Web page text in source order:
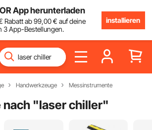
App herunterladen
Rabatt ab99,00€ auf deine
3 App-Bestellungen.
installieren
Handwerkzeuge Messinstrumente
nach "laser chiller"